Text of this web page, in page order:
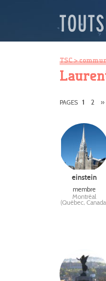
TSC>
PAGES 1 2 »
einstein
membre
Montréal
(Québec,